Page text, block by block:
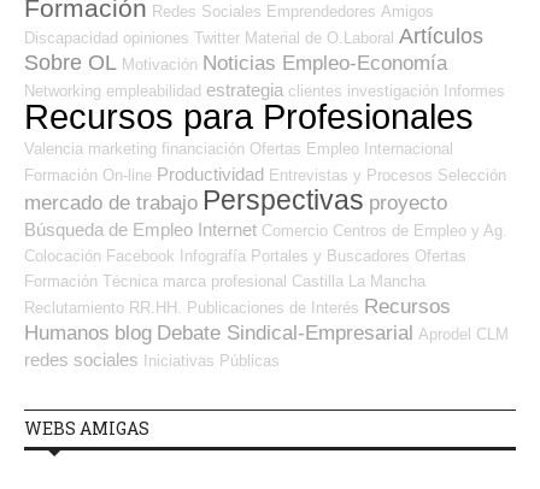
Formación Redes Sociales Emprendedores Amigos
Discapacidad opiniones Twitter Material de O.Laboral Artículos
Sobre OL Motivación Noticias Empleo-Economía
Networking empleabilidad estrategia clientes investigación Informes
Recursos para Profesionales
Valencia marketing financiación Ofertas Empleo Internacional
Formación On-line Productividad Entrevistas y Procesos Selección
mercado de trabajo Perspectivas proyecto
Búsqueda de Empleo Internet Comercio Centros de Empleo y Ag.
Colocación Facebook Infografía Portales y Buscadores Ofertas
Formación Técnica marca profesional Castilla La Mancha
Reclutamiento RR.HH. Publicaciones de Interés Recursos
Humanos blog Debate Sindical-Empresarial Aprodel CLM
redes sociales Iniciativas Públicas
WEBS AMIGAS